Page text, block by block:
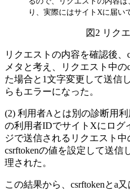
り、実際にはサイトXに届い
図2 リク
リクエストの内容を確認後、
メタと考え、リクエスト中
た場合と1文字変更して送信
らもエラーになった。
利用者Aとは別の診断用利
の利用者IDでサイトXにログ
ジで送信されるリクエスト中
csrftokenの値を設定して送
理された。
この結果から、csrftokenとa又